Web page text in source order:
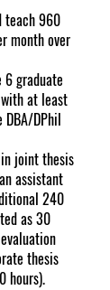
teach 960
month over
6 graduate
at least
DPhil
joint thesis
assistant
240
as 30
thesis
hours).